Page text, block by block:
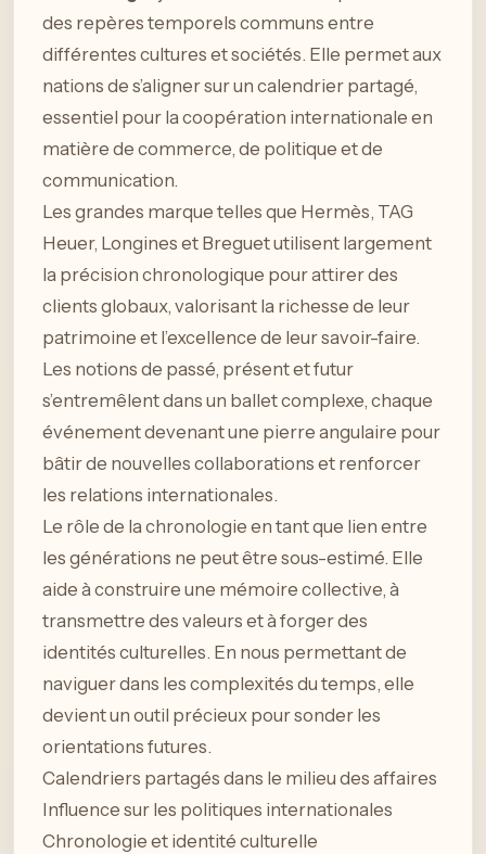
des repères temporels communs entre
différentes cultures et sociétés. Elle permet aux
nations de s’aligner sur un calendrier partagé,
essentiel pour la coopération internationale en
matière de commerce, de politique et de
communication.
Les grandes marque telles que Hermès, TAG
Heuer, Longines et Breguet utilisent largement
la précision chronologique pour attirer des
clients globaux, valorisant la richesse de leur
patrimoine et l’excellence de leur savoir-faire.
Les notions de passé, présent et futur
s’entremêlent dans un ballet complexe, chaque
événement devenant une pierre angulaire pour
bâtir de nouvelles collaborations et renforcer
les relations internationales.
Le rôle de la chronologie en tant que lien entre
les générations ne peut être sous-estimé. Elle
aide à construire une mémoire collective, à
transmettre des valeurs et à forger des
identités culturelles. En nous permettant de
naviguer dans les complexités du temps, elle
devient un outil précieux pour sonder les
orientations futures.
Calendriers partagés dans le milieu des affaires
Influence sur les politiques internationales
Chronologie et identité culturelle